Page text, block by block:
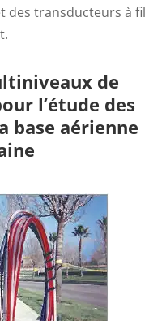
des transducteurs à fil
de
l’étude des
base aérienne